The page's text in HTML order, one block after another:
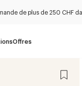
de plus de 250 CHF
Offres